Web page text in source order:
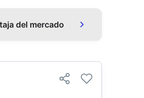
del mercado